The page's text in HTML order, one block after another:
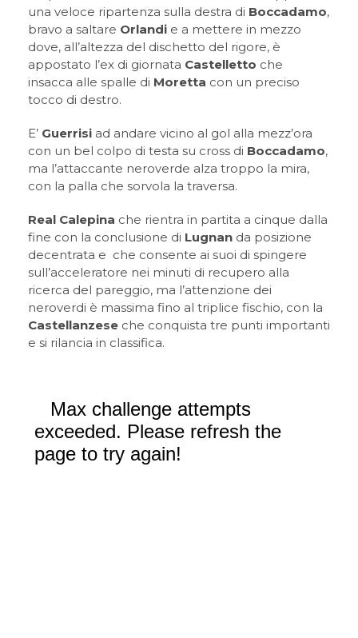
una veloce ripartenza sulla destra di Boccadamo,
bravo a saltare Orlandi e a mettere in mezzo
dove, all’altezza del dischetto del rigore, è
appostato l’ex di giornata Castelletto che
insacca alle spalle di Moretta con un preciso
tocco di destro.
E’ Guerrisi ad andare vicino al gol alla mezz’ora
con un bel colpo di testa su cross di Boccadamo,
ma l’attaccante neroverde alza troppo la mira,
con la palla che sorvola la traversa.
Real Calepina che rientra in partita a cinque dalla
fine con la conclusione di Lugnan da posizione
decentrata e che consente ai suoi di spingere
sull’acceleratore nei minuti di recupero alla
ricerca del pareggio, ma l’attenzione dei
neroverdi è massima fino al triplice fischio, con la
Castellanzese che conquista tre punti importanti
e si rilancia in classifica.